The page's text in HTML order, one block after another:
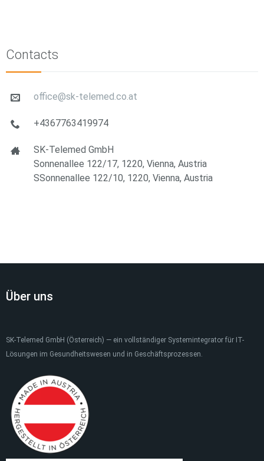
Contacts
office@sk-telemed.co.at
+4367763419974
SK-Telemed GmbH
Sonnenallee 122/17, 1220, Vienna, Austria
SSonnenallee 122/10, 1220, Vienna, Austria
Über uns
SK-Telemed GmbH (Österreich) — ein vollständiger Systemintegrator für IT-
Lösungen im Gesundheitswesen und in Geschäftsprozessen.